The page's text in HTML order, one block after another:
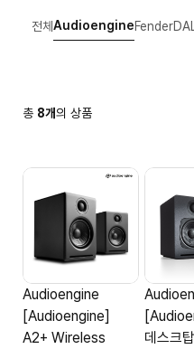
전체AudioengineFender
총 8개의 상품
Audioengine
[Audioengine]
A2+ Wireless
데스크